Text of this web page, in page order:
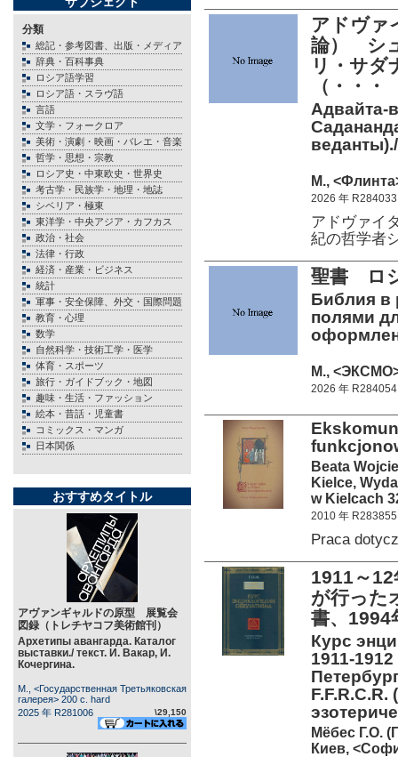
分類
総記・参考図書、出版・メディア
辞典・百科事典
ロシア語学習
ロシア語・スラヴ語
言語
文学・フォークロア
美術・演劇・映画・バレエ・音楽
哲学・思想・宗教
ロシア史・中東欧史・世界史
考古学・民族学・地理・地誌
シベリア・極東
東洋学・中央アジア・カフカス
政治・社会
法律・行政
経済・産業・ビジネス
統計
軍事・安全保障、外交・国際問題
教育・心理
数学
自然科学・技術工学・医学
体育・スポーツ
旅行・ガイドブック・地図
趣味・生活・ファッション
絵本・昔話・児童書
コミックス・マンガ
日本関係
おすすめタイトル
アヴァンギャルドの原型 展覧会
図録（トレチヤコフ美術館刊）
Архетипы авангарда. Каталог
выставки./ текст. И. Вакар, И.
Кочергина.
М., <Государственная Третьяковская
галерея> 200 c. hard
2025 年 R281006
\29,150
アドヴァ
論） シ
リ・サダ
（・・・
Адвайта-
М.,
2026 年 R284033
アドヴァイ
紀の哲学者
聖書 ロ
Библия в
полями
М.,
2026 年 R284054
Beata
Kielce,
w Kielcach
2010 年 R283855
Praca
1911～
が行った
書、1994
Курс
1911-
Мёбес Г.О.
Киев,